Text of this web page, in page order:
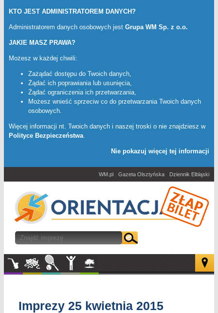
KTO JEST ADMINISTRATOREM DANYCH?
Administratorem danych osobowych jest Grupa WM Sp. z o.o.
JAKIE MASZ PRAWA?
Możesz w każdej chwili:
Zażądać dostępu do Twoich danych,
Żądać ich poprawiania lub usunięcia,
Żądać ograniczenia ich przetwarzania,
Możesz wnieść sprzeciw co do przetwarzania Twoich danych
osobowych.
Więcej informacji nt. Twoich danych i naszej troski o nie znajdziesz w
Polityce Bezpieczeństwa.
Nie pokazuj więcej tej informacji
Dziennik Elbląski
Gazeta Olsztyńska
WM.pl
MuzykaKultura Sport Inne
Imprezy 25 kwietnia 2015